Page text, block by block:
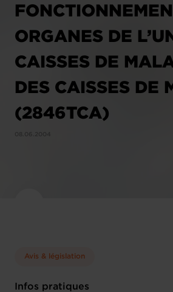
ORGANES DE
CAISSES DE
DES CAISSES DE
(2846TCA)
Avis & législation
Infos pratiques